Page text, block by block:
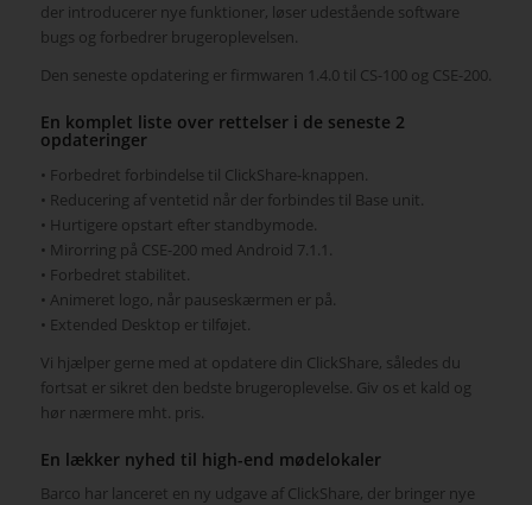
der introducerer nye funktioner, løser udestående software
bugs og forbedrer brugeroplevelsen.
Den seneste opdatering er firmwaren 1.4.0 til CS-100 og CSE-200.
En komplet liste over rettelser i de seneste 2
opdateringer
• Forbedret forbindelse til ClickShare-knappen.
• Reducering af ventetid når der forbindes til Base unit.
• Hurtigere opstart efter standbymode.
• Mirorring på CSE-200 med Android 7.1.1.
• Forbedret stabilitet.
• Animeret logo, når pauseskærmen er på.
• Extended Desktop er tilføjet.
Vi hjælper gerne med at opdatere din ClickShare, således du
fortsat er sikret den bedste brugeroplevelse. Giv os et kald og
hør nærmere mht. pris.
En lækker nyhed til high-end mødelokaler
Barco har lanceret en ny udgave af ClickShare, der bringer nye